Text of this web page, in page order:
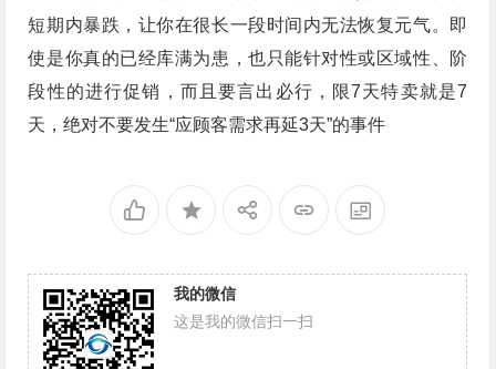
短期内暴跌，让你在很长一段时间内无法恢复元气。即
使是你真的已经库满为患，也只能针对性或区域性、阶
段性的进行促销，而且要言出必行，限7天特卖就是7
天，绝对不要发生“应顾客需求再延3天”的事件
我的微信
这是我的微信扫一扫